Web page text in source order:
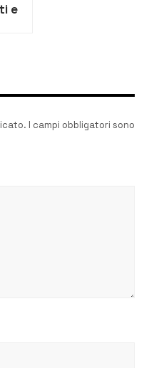
e
I campi obbligatori sono